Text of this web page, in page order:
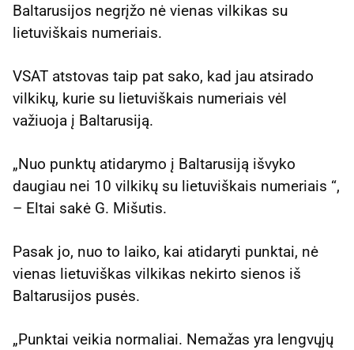
Baltarusijos negrįžo nė vienas vilkikas su
lietuviškais numeriais.
VSAT atstovas taip pat sako, kad jau atsirado
vilkikų, kurie su lietuviškais numeriais vėl
važiuoja į Baltarusiją.
„Nuo punktų atidarymo į Baltarusiją išvyko
daugiau nei 10 vilkikų su lietuviškais numeriais “,
– Eltai sakė G. Mišutis.
Pasak jo, nuo to laiko, kai atidaryti punktai, nė
vienas lietuviškas vilkikas nekirto sienos iš
Baltarusijos pusės.
„Punktai veikia normaliai. Nemažas yra lengvųjų